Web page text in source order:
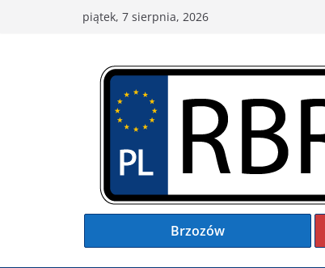
piątek, 7 sierpnia, 2026
Brzozów